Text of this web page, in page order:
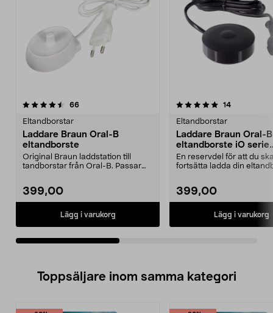
66recensioner
Eltandborstar
Laddare Braun Oral-B
eltandborste
Original Braun laddstation till
tandborstar från Oral-B. Passar
399,00
Lägg i varukorg
5.0av 5 stjärnor 14recensioner
Eltandborstar
Laddare Braun Oral-B
eltandborste iO serie
7/8/9/10
En reservdel för att du
fortsätta ladda din
399,00
Lägg i varukorg
4.5av 5 stjärnor
Toppsäljare inom samma kategori